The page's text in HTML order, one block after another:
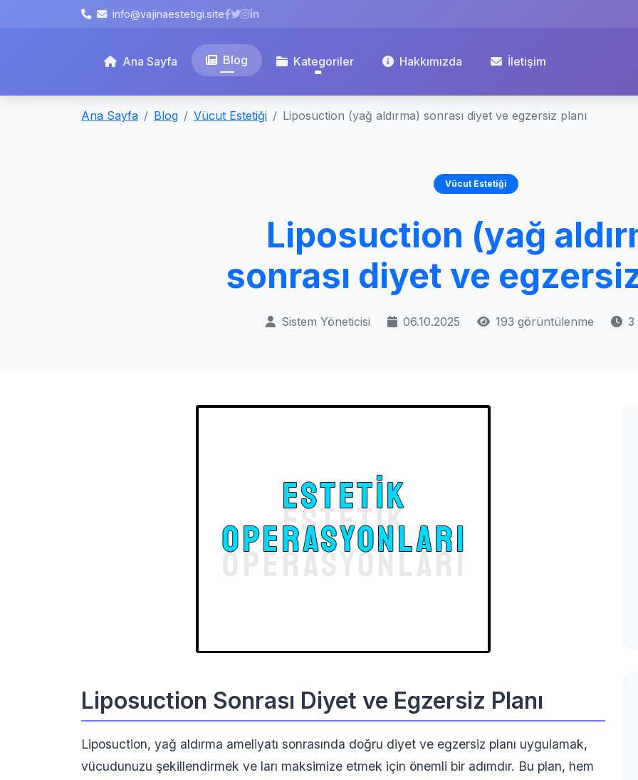
info@vajinaestetigi.site
Ana Sayfa Blog Kategoriler Hakkımızda İletişim
Ana Sayfa Blog Vücut Estetiği Liposuction (yağ aldırma) sonrası diyet ve egzersiz planı
Vücut Estetiği
Liposuction (yağ
sonrası diyet ve
Sistem Yöneticisi 06.10.2025 193 görüntülenme 3
Liposuction Sonrası Diyet ve Egzersiz Planı
Liposuction, yağ aldırma ameliyatı sonrasında doğru diyet ve egzersiz planı uygulamak,
vücudunuzu şekillendirmek ve ları maksimize etmek için önemli bir adımdır. Bu plan, hem